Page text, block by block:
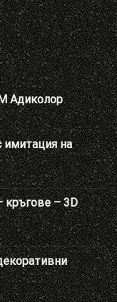
Адиколор
имитация на
кръгове – 3D